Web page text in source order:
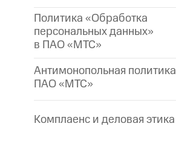
Политика «Обработка
персональных данных»
в ПАО «МТС»
Антимонопольная политика
ПАО «МТС»
Комплаенс и деловая этика